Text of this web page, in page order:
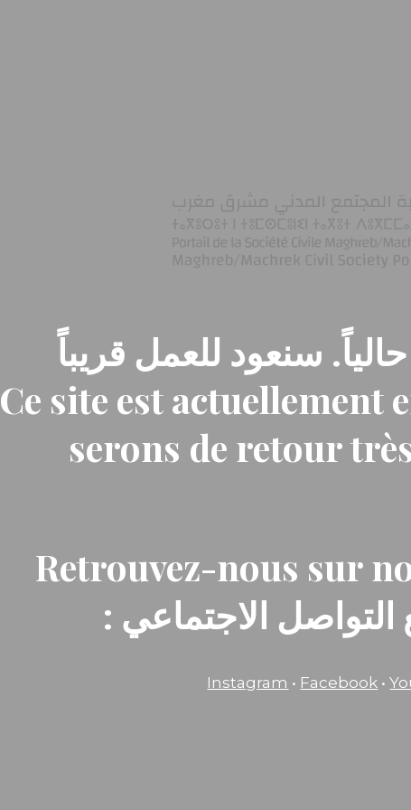
سنعود للعمل قريباً
Ce site est actuellement
serons de retour
Retrouvez-nous sur
التواصل الاجتماعي
Instagram • Facebook •